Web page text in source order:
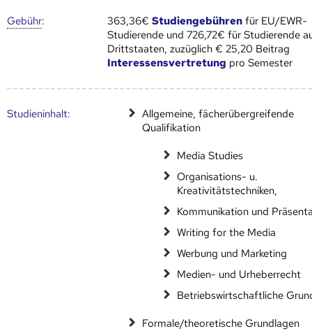
Gebühr: 363,36€Studiengebühren für EU/EWR-
Studierende und 726,72€ für Studierende
Drittstaaten, zuzüglich € 25,20 Beitrag
Interessensvertretung pro Semester
Studien­inhalt:
Allgemeine, fächerübergreifende
Qualifikation
Media Studies
Organisations- u.
Kreativitätstechniken,
Kommunikation und
Writing for the Media
Werbung und Marketing
Medien- und Urheberrecht
Betriebswirtschaftliche
Formale/theoretische Grundlagen